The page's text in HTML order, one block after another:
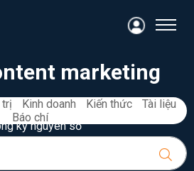
marketing
tài liệu quản trị, kinh doanh du lịch
kỷ nguyên số
trị Kinh doanh Kiến thức
Tài liệu
Báo chí